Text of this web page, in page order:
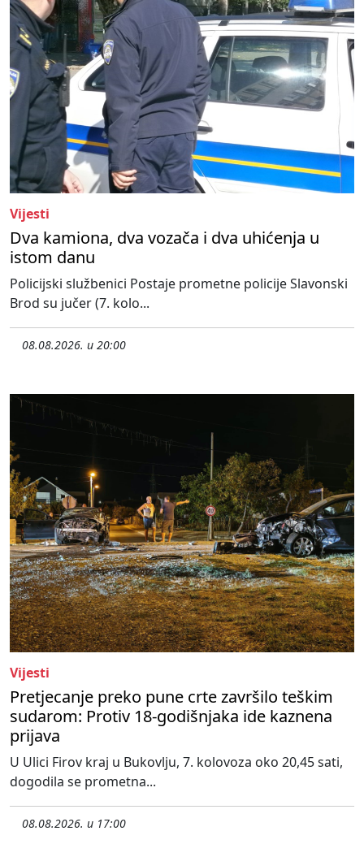
Vijesti
Dva kamiona, dva vozača i dva uhićenja u
istom danu
Policijski službenici Postaje prometne policije Slavonski
Brod su jučer (7. kolo...
08.08.2026. u 20:00
Vijesti
Pretjecanje preko pune crte završilo teškim
sudarom: Protiv 18-godišnjaka ide kaznena
prijava
U Ulici Firov kraj u Bukovlju, 7. kolovoza oko 20,45 sati,
dogodila se prometna...
08.08.2026. u 17:00